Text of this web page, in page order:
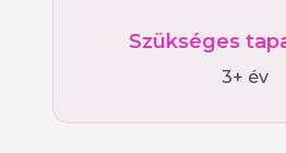
Szükséges
3+ év